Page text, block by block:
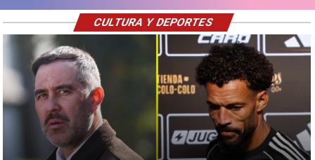
CULTURA Y DEPORTES